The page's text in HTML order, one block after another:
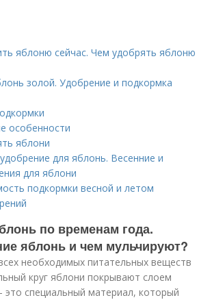
яблоню сейчас. Чем удобрять яблоню
золой. Удобрение и подкормка
особенности
яблони
для яблонь. Весенние и
для яблони
подкормки весной и летом
по временам года.
яблонь и чем мульчируют?
необходимых питательных веществ
круг яблони покрывают слоем
это специальный материал, который